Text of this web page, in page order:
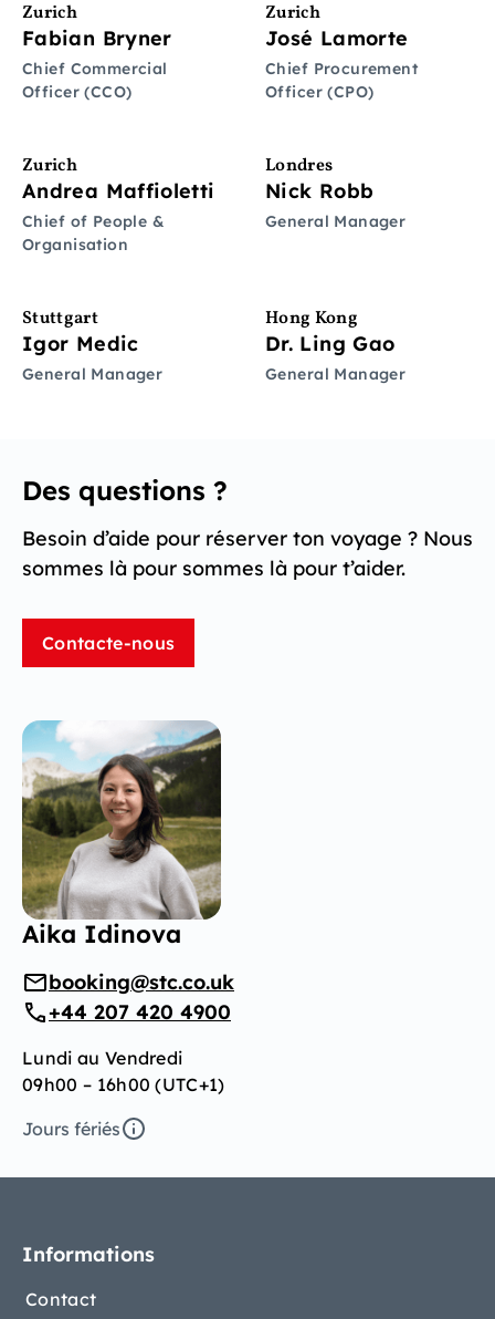
Zurich
Fabian Bryner
Chief Commercial
Officer (CCO)
Zurich
José Lamorte
Chief Procurement
Officer (CPO)
Zurich
Andrea Maffioletti
Chief of People &
Organisation
Londres
Nick Robb
General Manager
Stuttgart
Igor Medic
General Manager
Hong Kong
Dr. Ling Gao
General Manager
Des questions ?
Besoin d’aide pour réserver ton voyage ? Nous
sommes là pour sommes là pour t’aider.
Contacte-nous
Aika Idinova
booking@stc.co.uk
+44 207 420 4900
Lundi au Vendredi
09h00 – 16h00 (UTC+1)
Jours fériés
Informations
Contact